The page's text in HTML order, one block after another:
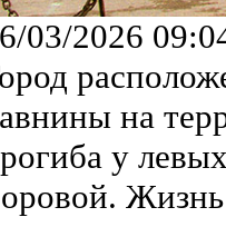
03/2026
на
у
Жизнь